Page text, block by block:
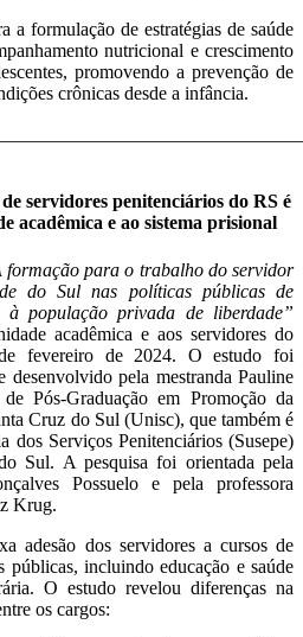
a formulação de estratégias de saúde
nutricional e crescimento
promovendo a prevenção de
crônicas desde a infância.
servidores penitenciários do RS é
acadêmica e ao sistema prisional
formação para o trabalho do servidor
do Sul nas políticas públicas de
à população privada de liberdade”
acadêmica e aos servidores do
fevereiro de 2024. O estudo foi
pela mestranda Pauline
Pós-Graduação em Promoção da
Cruz do Sul (Unisc), que também é
dos Serviços Penitenciários (Susepe)
Sul. A pesquisa foi orientada pela
Possuelo e pela professora
Krug.
adesão dos servidores a cursos de
públicas, incluindo educação e saúde
O estudo revelou diferenças na
os cargos: